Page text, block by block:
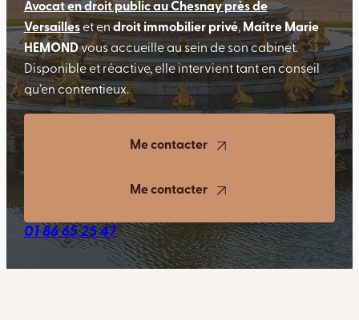
Avocat en droit public au Chesnay près de
Versailleset endroit immobilier privé,Maître Marie
HEMONDvous accueille au sein de son cabinet.
Disponible et réactive, elle intervient tant en conseil
qu’en contentieux.
Me contacter
Me contacter
01 86 65 25 47